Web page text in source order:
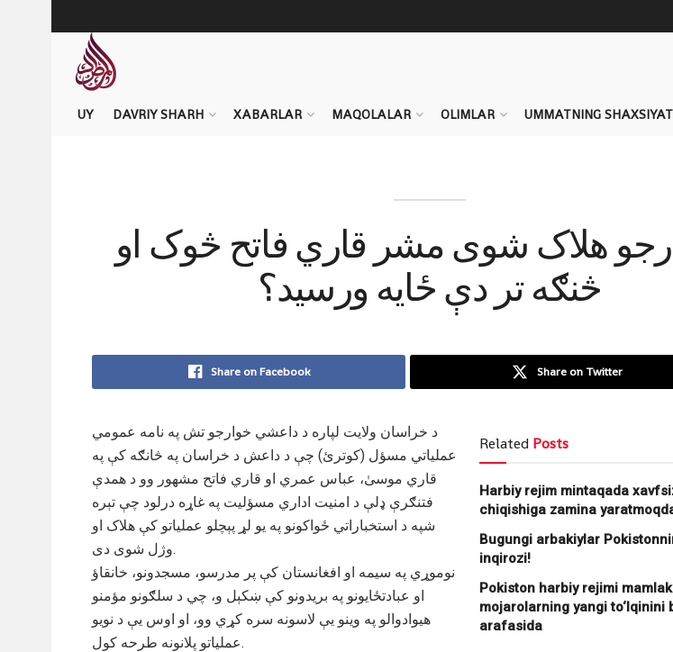
UY DAVRIY SHARH XABARLAR MAQOLALAR OLIMLAR UMMATNING
هلاک شوی مشر قاري فاتح څوک او
څنګه تر دې ځایه ورسید؟
Share on Facebook Share on Twitter
Related Posts
Harbiy rejim mintaqada
chiqishiga zamina
Bugungi arbakiylar
inqirozi!
Pokiston harbiy rejimi
mojarolarning yangi to‘lqinini
arafasida
د خراسان ولایت لپاره د داعشي خوارجو تش په نامه عمومي
عملیاتي مسؤل (کوترئ) چې د داعش د خراسان په څانګه کې په
قاري موسیٰ، عباس عمري او قاري فاتح مشهور وو د همدې
فتنګرې ډلې د امنیت اداري مسؤلیت په غاړه درلود چې تېره
شپه د استخباراتي ځواکونو په یو لړ پېچلو عملیاتو کې هلاک او
وژل شوی دی.
نوموړي په سیمه او افغانستان کې پر مدرسو، مسجدونو، خانقاؤ
او عبادتځایونو په بریدونو کې ښکېل و، چي د سلګونو مؤمنو
هیوادوالو په وینو یې لاسونه سره کړي وو، او اوس یې د نویو
عملیاتو پلانونه طرحه کول.